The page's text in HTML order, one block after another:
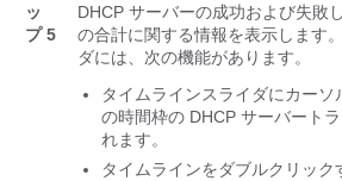
ッ
プ 5
DHCP サーバーの成功および失敗
の合計に関する情報を表示します
ダには、次の機能があります。
タイムラインスライダにカー
の時間枠の DHCP サーバート
れます。
タイムラインをダブルクリック